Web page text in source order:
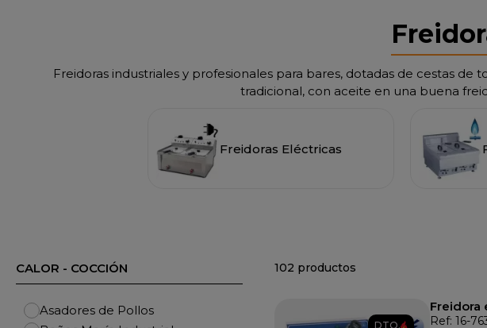
Freidoras industriales y profesionales para bares, dotadas de cestas
tradicional, con aceite en una buena
Freidoras Eléctricas
CALOR - COCCIÓN
Asadores de Pollos
102 productos
DTO.
Freidora
Ref: 16-